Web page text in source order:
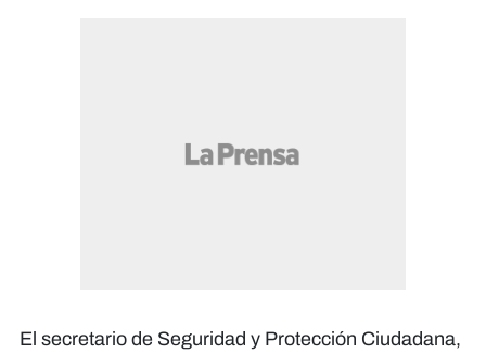
El secretario de Seguridad y Protección Ciudadana,